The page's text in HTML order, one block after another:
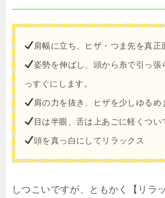
肩幅に立ち、ヒザ・つま先を真正
姿勢を伸ばし、頭から糸で引っ張
っすぐにします。
肩の力を抜き、ヒザを少しゆるめ
目は半眼、舌は上あごに軽くつい
頭を真っ白にしてリラックス
しつこいですが、ともかく【リラ